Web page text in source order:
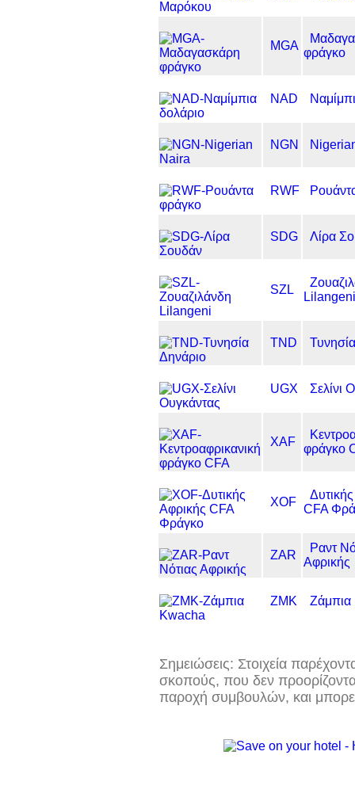
MGA
φράγκο
NAD
NGN
RWF
SDG Λίρα
SZL
Lilangeni
TND
UGX Σελίνι
XAF
φράγκο
XOF
CFA
ZAR
Ραντ
Αφρικής
ZMK Ζάμπια
Σημειώσεις: Στοιχεία
σκοπούς, που δεν
παροχή συμβουλών, και